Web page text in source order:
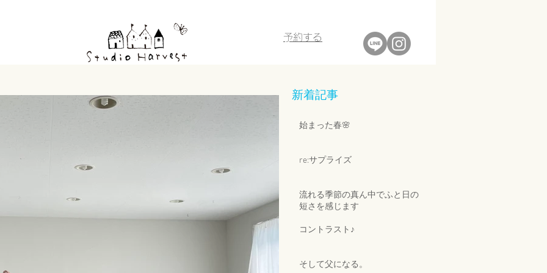
​予約する
新着記事
始まった春🌸
re:サプライズ
流れる季節の真ん中でふと日の
短さを感じます
コントラスト♪
そして父になる。